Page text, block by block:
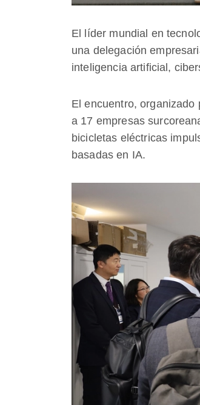
El líder mundial en
una delegación
inteligencia artificial,
El encuentro, organizado
a 17 empresas
bicicletas eléctricas
basadas en IA.